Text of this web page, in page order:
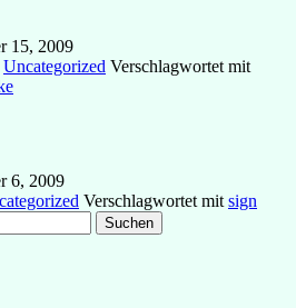
15, 2009
Uncategorized Verschlagwortet mit
6, 2009
Verschlagwortet mit sign